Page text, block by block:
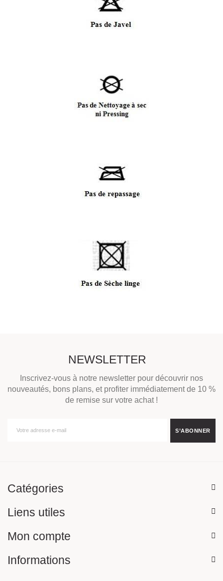
NEWSLETTER
Inscrivez-vous à notre newsletter pour découvrir nos
nouveautés, bons plans, et profiter immédiatement de 10 %
de remise sur votre achat !
Catégories
Liens utiles
Mon compte
Informations